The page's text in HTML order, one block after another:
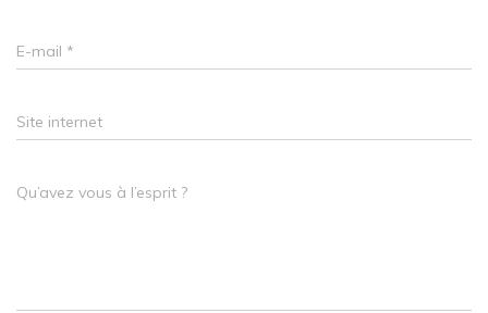
E-mail *
Site internet
Qu’avez vous à l’esprit ?